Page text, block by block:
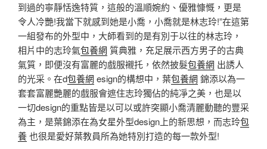
到過的寧靜恬逸特質，這般的溫順婉約、優雅慷慨，更是
令人冷艷!我當下就感到她是小喬，小喬就是林志玲!”在這第
一組發布的外型中，大師看到的是有別于以往的林志玲，
相片中的志玲氣包養網 質典雅，充足展示西方男子的古典
氣質，即便沒有富麗的戲服襯托，依然披髮包養網 出誘人
的光采。在d包養網 esign的構想中，葉包養網 錦添以為一
套套富麗艷麗的戲服會遮住志玲獨佔的純凈之美，也是以
一切design的重點皆是以可以或許突顯小喬清麗動聽的豐采
為主，是葉錦添在為女星外型design上的新思想，而志玲包
養也很是愛好葉教員所為她特別打造的每一款外型!